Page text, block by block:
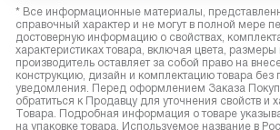
* Все информационные материалы,
справочный характер и не могут в полной мере
достоверную информацию о свойствах,
характеристиках товара, включая цвета,
производитель оставляет за собой право на
конструкцию, дизайн и комплектацию товара без
уведомления. Перед оформлением Заказа
обратиться к Продавцу для уточнения свойств и
Товара. Подробная информация о товаре
на упаковке товара. Используемое название в